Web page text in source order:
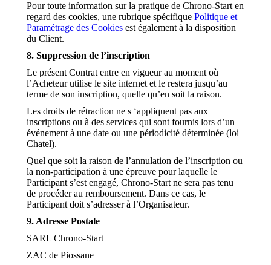
Pour toute information sur la pratique de Chrono-Start en
regard des cookies, une rubrique spécifique Politique et
Paramétrage des Cookies est également à la disposition
du Client.
8. Suppression de l’inscription
Le présent Contrat entre en vigueur au moment où
l’Acheteur utilise le site internet et le restera jusqu’au
terme de son inscription, quelle qu’en soit la raison.
Les droits de rétraction ne s ‘appliquent pas aux
inscriptions ou à des services qui sont fournis lors d’un
événement à une date ou une périodicité déterminée (loi
Chatel).
Quel que soit la raison de l’annulation de l’inscription ou
la non-participation à une épreuve pour laquelle le
Participant s’est engagé, Chrono-Start ne sera pas tenu
de procéder au remboursement. Dans ce cas, le
Participant doit s’adresser à l’Organisateur.
9. Adresse Postale
SARL Chrono-Start
ZAC de Piossane